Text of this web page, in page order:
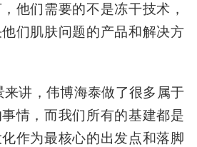
他们需要的不是冻干技术，
们肌肤问题的产品和解决方
来讲，伟博海泰做了很多属于
情，而我们所有的基建都是
作为最核心的出发点和落脚